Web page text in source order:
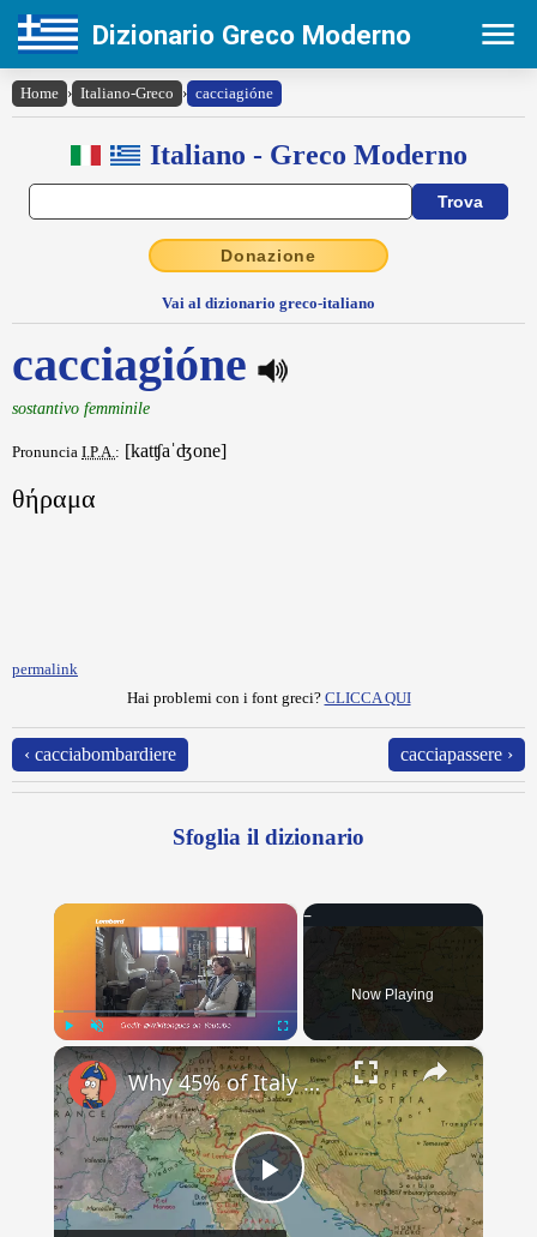
Dizionario Greco Moderno
Home › Italiano-Greco › cacciagióne
Italiano - Greco Moderno
Donazione
Vai al dizionario greco-italiano
cacciagióne
sostantivo femminile
Pronuncia I.P.A.: [katʧaˈʤone]
θήραμα
permalink
Hai problemi con i font greci? CLICCA QUI
‹ cacciabombardiere cacciapassere ›
Sfoglia il dizionario
×
Play Unmute Fullscreen
Now Playing
×
Play
Why 45% of Italy Doesn't Speak "Italian"